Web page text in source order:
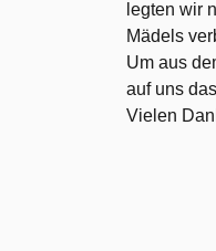
legten wir
Mädels
Um aus
auf uns
Vielen